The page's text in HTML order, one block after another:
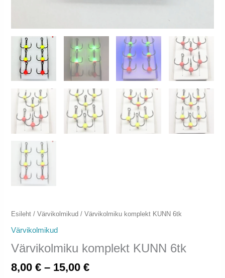
Esileht /Värvikolmikud / Värvikolmiku komplekt KUNN 6tk
Värvikolmikud
Värvikolmiku komplekt KUNN 6tk
8,00€ – 15,00€Hinnavahemik: